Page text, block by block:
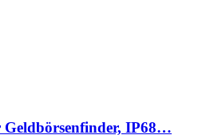
Geldbörsenfinder, IP68…